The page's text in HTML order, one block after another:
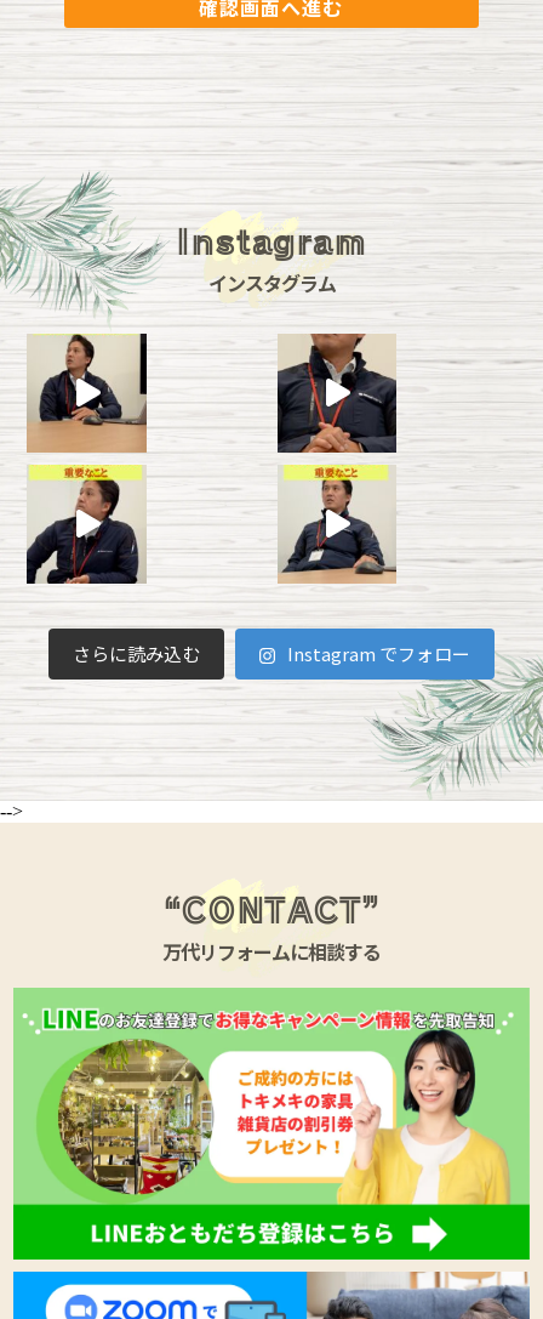
個人情報の利用目的
当社は、当社が保有する全ての個人情報は、次の目
的の範囲内で利用するものとし、これらの個人情報
は下記の目的に利用させていただきます。
・当社の商品・リフォーム工事サービスのご提案や
・機器・建材等の販売・設置・修理・アフターサー
ビスに使用するため
・当社の商品・サービス等に関連する情報をお届け
するため
・ご購入・お申込戴いた商品・サービスの確認、引
渡し、お届け及び代金のご請求のため。
・商品・サービスの改善や新たな商品・サービスの
開発のために皆様のご意見・ご要望等を戴くため
・当社の事業に必要な商品・サービスの提供を受
け、又は提供を受ける可能性を調査するため
・お取引に関する問合せ、確認又は請求等を行うた
め
・お取引に関する与信管理、債権回収、資金手当・
相談を行うため
・当該個人（又は当該個人が代表として記名されて
いる団体）との間の契約又は法令上の義務を履行し
若しくは権利を実行するため
・当社へのご意見・ご要望等に関し、確認、検討、
対応又は解決するため
・お問合せに備えて保管するため
個人情報の第三者への提供について
当社は、個人情報をご本人の承諾を得ずに第三者に
提供致しません。
但し、法令により要求される場合及び法令により認
められる場合（個人情報の利用目的の達成に必要な
範囲内で個人情報の取扱の全部又は一部を第三者へ
委託する場合が含まれます）にはその範囲内で提供
を行うことがありますが、これらの場合において
も、提供先における個人情報の保護について十分な
管理を行います。
なお、当社が出資する関連会社、提携先、業務委託
先において当社が保有する個人情報を次の通り共同
利用させて戴くことがあります。この場合、個人情
報の保護について十分な管理を行います。
・共同して利用する個人情報の項目 氏名、住所、電
話番号、生年月日、性別、職業、勤務先、メールア
ドレス
利用目的の通知を希望する場合
開示を希望する場合
訂正・追加又は削除を希望する場合
を希望する場合
苦情その他のお問合せについては、次のご相談窓口
に電話よりご連絡下さい。
株式会社万代ホーム お客様相談室
0120-025-740
なお、下記の事項につき予めご了承下さいますよう
お願い申し上げます。
・ご連絡を戴いた後、正確なご希望内容の把握のた
め、当社所定の書式や当該個人ご本人であることの
確認のための文書のご提出をお願いする場合がござ
います。
・法令に基づく一定の場合には、ご希望に沿いかね
ることがございます。
・ご希望に沿うことにより、お取引等を通常の形態
で行うことが困難となり又は不可能となる場合がご
ざいます。
Instagram
インスタグラム
さらに読み込む Instagram でフォロー
-->
“CONTACT”
万代リフォームに相談する